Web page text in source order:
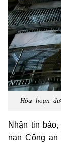
Hỏa hoạn
Nhận tin
nạn Công